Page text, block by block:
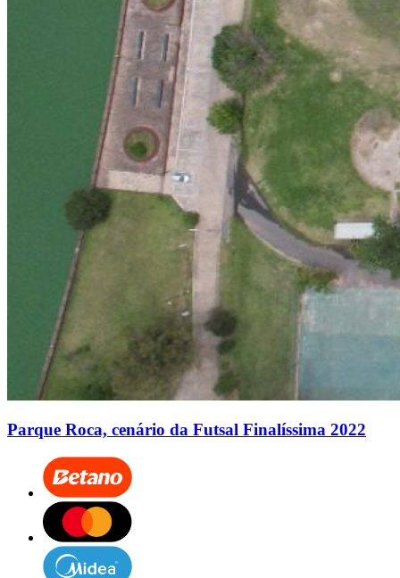
Parque Roca, cenário da Futsal Finalíssima 2022